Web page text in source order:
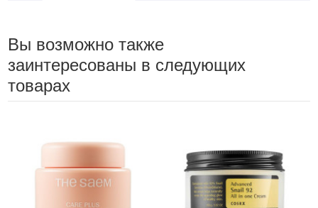
Вы возможно также
заинтересованы в следующих
товарах